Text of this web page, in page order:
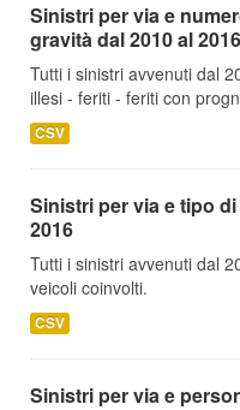
Sinistri per via e
gravità dal 2010 al 2016
Tutti i sinistri avvenuti dal
illesi - feriti - feriti con
CSV
Sinistri per via e tipo
2016
Tutti i sinistri avvenuti dal
veicoli coinvolti.
CSV
Sinistri per via e